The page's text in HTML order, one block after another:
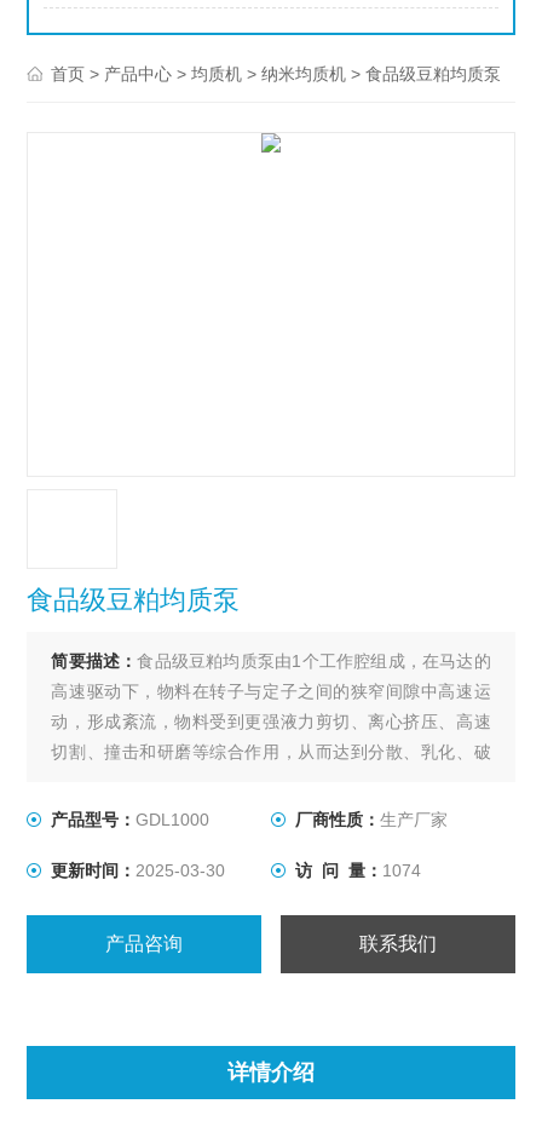
首页 > 产品中心 >均质机 >纳米均质机 > 食品级豆粕均质泵
食品级豆粕均质泵
简要描述：食品级豆粕均质泵由1个工作腔组成，在马达的
高速驱动下，物料在转子与定子之间的狭窄间隙中高速运
动，形成紊流，物料受到更强液力剪切、离心挤压、高速
切割、撞击和研磨等综合作用，从而达到分散、乳化、破
和GDL2000系列，相对而言，混合、分散、均质、悬浮、
切力大大的弱于多级的，同时对被加工的物料的要求
产品型号：GDL1000 厂商性质： 生产厂家
更新时间： 2025-03-30 访 问 量： 1074
产品咨询 联系我们
详情介绍